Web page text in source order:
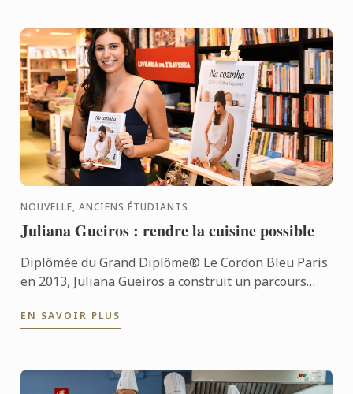
NOUVELLE, ANCIENS ÉTUDIANTS
Juliana Gueiros : rendre la cuisine possible
Diplômée du Grand Diplôme® Le Cordon Bleu Paris
en 2013, Juliana Gueiros a construit un parcours
Après ...
EN SAVOIR PLUS